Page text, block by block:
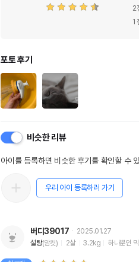
상품 필수 정보
2
1
포토 후기
비슷한 리뷰
아이를 등록하면 비슷한 후기를 확인할 수
우리 아이 등록하러 가기
버디39017
2025.01.27
설탕(암컷) 2살 3.2kg 하나뿐인